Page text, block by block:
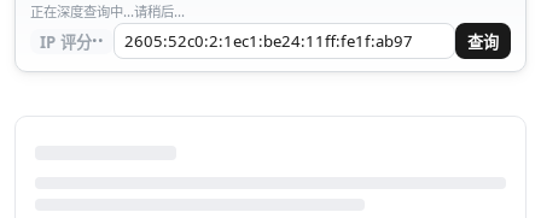
正在深度查询中...请稍后...
IP 评分·· 查询